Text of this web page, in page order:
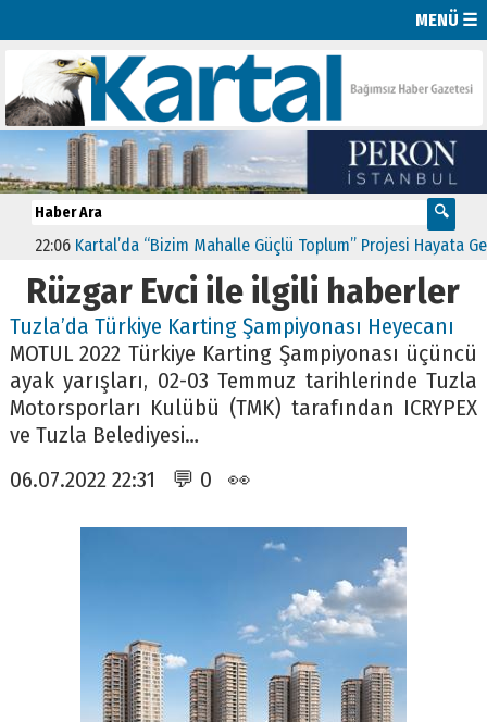
MENÜ ☰
22:06 Kartal’da “Bizim Mahalle Güçlü Toplum” Projesi Hayata
Rüzgar Evci ile ilgili haberler
Tuzla’da Türkiye Karting Şampiyonası Heyecanı
MOTUL 2022 Türkiye Karting Şampiyonası üçüncü
ayak yarışları, 02-03 Temmuz tarihlerinde Tuzla
Motorsporları Kulübü (TMK) tarafından ICRYPEX
ve Tuzla Belediyesi…
06.07.2022 22:31 💬 0 👀